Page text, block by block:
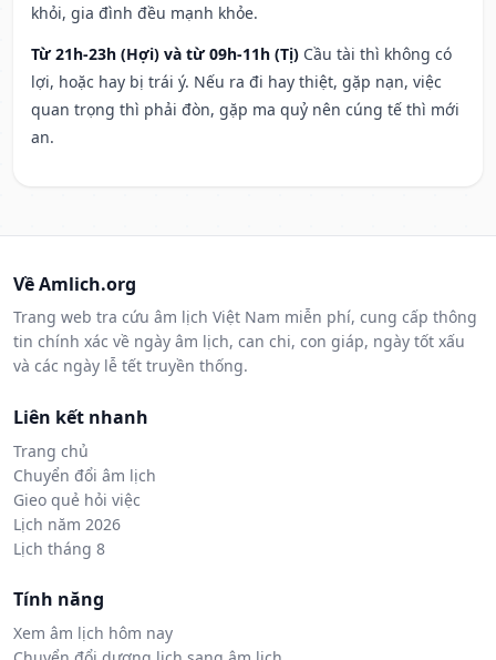
khỏi, gia đình đều mạnh khỏe.
Từ 21h-23h (Hợi) và từ 09h-11h (Tị) Cầu tài thì không có
lợi, hoặc hay bị trái ý. Nếu ra đi hay thiệt, gặp nạn, việc
quan trọng thì phải đòn, gặp ma quỷ nên cúng tế thì mới
an.
Về Amlich.org
Trang web tra cứu âm lịch Việt Nam miễn phí, cung cấp thông
tin chính xác về ngày âm lịch, can chi, con giáp, ngày tốt xấu
và các ngày lễ tết truyền thống.
Liên kết nhanh
Trang chủ
Chuyển đổi âm lịch
Gieo quẻ hỏi việc
Lịch năm 2026
Lịch tháng 8
Tính năng
Xem âm lịch hôm nay